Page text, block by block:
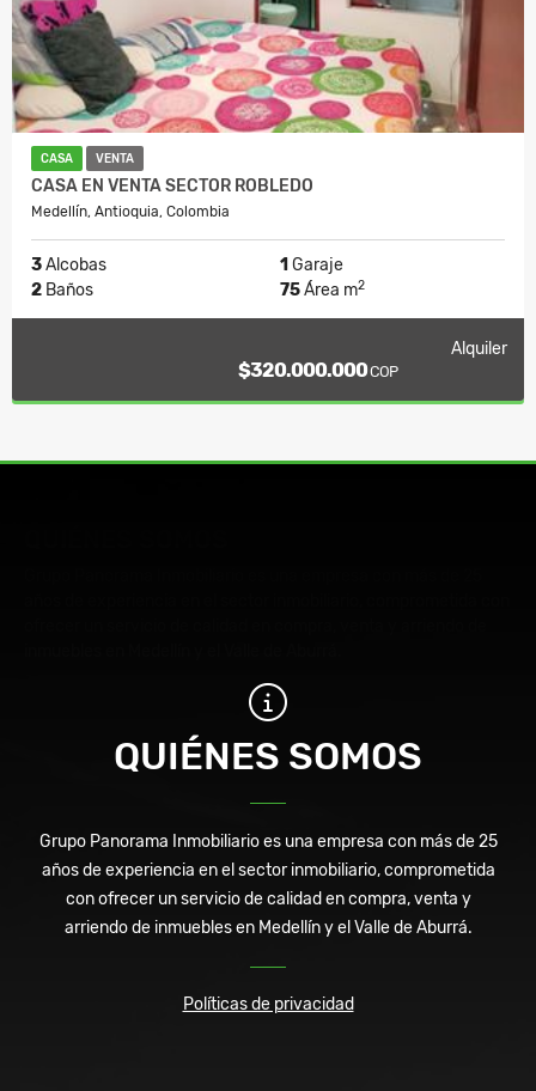
CASA VENTA
CASA EN VENTA SECTOR ROBLEDO
Medellín, Antioquia, Colombia
3Alcobas 1 Garaje
2 Baños 75Área m2
Alquiler
$320.000.000COP
QUIÉNES SOMOS
Grupo Panorama Inmobiliario es una empresa con más de 25
años de experiencia en el sector inmobiliario, comprometida
con ofrecer un servicio de calidad en compra, venta y
arriendo de inmuebles en Medellín y el Valle de Aburrá.
Políticas de privacidad